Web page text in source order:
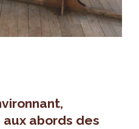
abords des